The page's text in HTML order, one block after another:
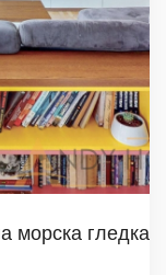
морска гледка